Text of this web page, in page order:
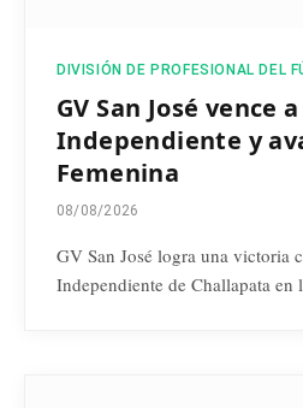
DIVISIÓN DE PROFESIONAL DEL
GV San José vence a
Independiente y
Femenina
08/08/2026
GV San José logra una victoria
Independiente de Challapata